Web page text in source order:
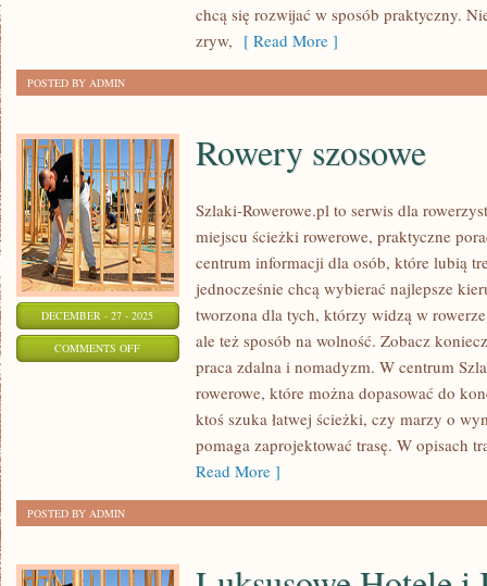
chcą się rozwijać w sposób praktyczny.
zryw, [ Read More ]
POSTED BY ADMIN
DECEMBER - 27 - 2025
COMMENTS OFFON
Rowery szosowe
Szlaki-Rowerowe.pl to serwis dla
miejscu ścieżki rowerowe, praktyczne
centrum informacji dla osób, które lubią
jednocześnie chcą wybierać najlepsze
tworzona dla tych, którzy widzą w
ale też sposób na wolność. Zobacz
praca zdalna i nomadyzm. W centrum
rowerowe, które można dopasować do
ktoś szuka łatwej ścieżki, czy marzy o
pomaga zaprojektować trasę. W opisach
Read More ]
POSTED BY ADMIN